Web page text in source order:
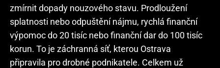
zmírnit dopady nouzového stavu. Prodloužení
splatnosti nebo odpuštění nájmu, rychlá finanční
výpomoc do 20 tisíc nebo finanční dar do 100 tisíc
korun. To je záchranná síť, kterou Ostrava
připravila pro drobné podnikatele. Celkem už